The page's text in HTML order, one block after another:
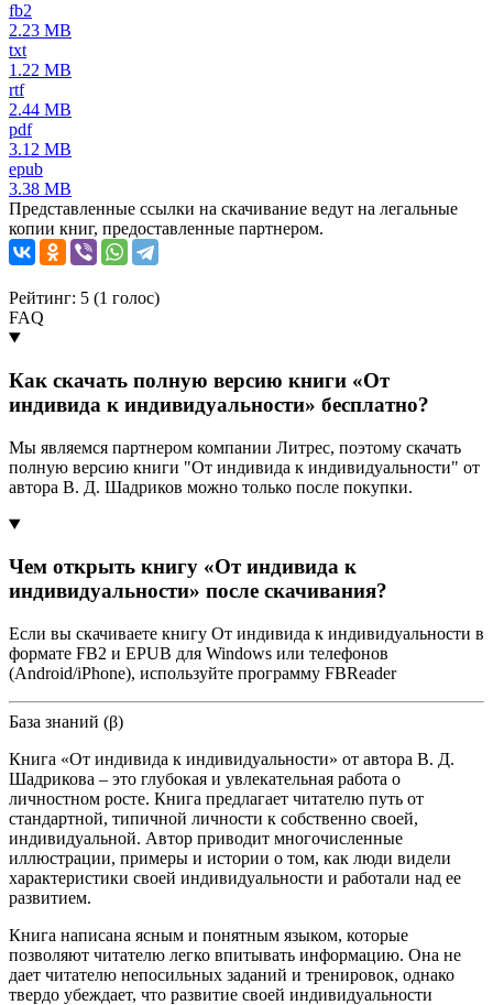
fb2
2.23 MB
txt
1.22 MB
rtf
2.44 MB
pdf
3.12 MB
epub
3.38 MB
Представленные ссылки на скачивание ведут на легальные
копии книг, предоставленные партнером.
Рейтинг: 5 (1 голос)
FAQ
Как скачать полную версию книги «От
индивида к индивидуальности» бесплатно?
Мы являемся партнером компании Литрес, поэтому скачать
полную версию книги "От индивида к индивидуальности" от
автора В. Д. Шадриков можно только после покупки.
Чем открыть книгу «От индивида к
индивидуальности» после скачивания?
Если вы скачиваете книгу От индивида к индивидуальности в
формате FB2 и EPUB для Windows или телефонов
(Android/iPhone), используйте программу FBReader
База знаний (β)
Книга «От индивида к индивидуальности» от автора В. Д.
Шадрикова – это глубокая и увлекательная работа о
личностном росте. Книга предлагает читателю путь от
стандартной, типичной личности к собственно своей,
индивидуальной. Автор приводит многочисленные
иллюстрации, примеры и истории о том, как люди видели
характеристики своей индивидуальности и работали над ее
развитием.
Книга написана ясным и понятным языком, которые
позволяют читателю легко впитывать информацию. Она не
дает читателю непосильных заданий и тренировок, однако
твердо убеждает, что развитие своей индивидуальности